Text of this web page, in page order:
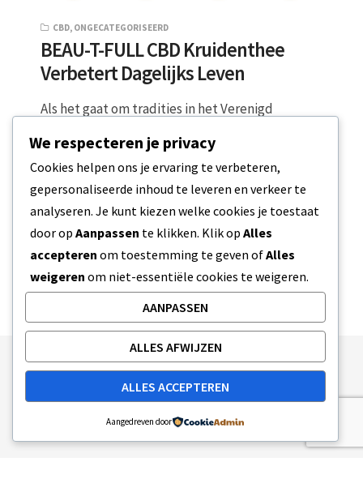
CBD, ONGECATEGORISEERD
BEAU-T-FULL CBD Kruidenthee
Verbetert Dagelijks Leven
Als het gaat om tradities in het Verenigd
onmisbare gewassen. Deze twee historische
kruiden…
5 MIN READ 22 JULI 2023
Publishing Principles
Ethics Policy
Corrections Policy
Feedback Policy
Ownership & Funding
Tag map
We respecteren je privacy
Cookies helpen ons je ervaring te verbeteren,
gepersonaliseerde inhoud te leveren en verkeer te
analyseren. Je kunt kiezen welke cookies je toestaat
door op Aanpassen te klikken. Klik op Alles
accepteren om toestemming te geven ofAlles
weigeren om niet-essentiële cookies te weigeren.
AANPASSEN
ALLES AFWIJZEN
ALLES ACCEPTEREN
Aangedreven door